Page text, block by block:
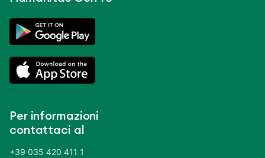
Per informazioni
contattaci al
+39 035 420 411 1